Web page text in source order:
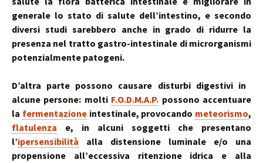
generale lo stato di salute dell’intestino, e secondo
diversi studi sarebbero anche in grado di ridurre la
presenza nel tratto gastro-intestinale di microrganismi
potenzialmente patogeni.
D’altra parte possono causare disturbi digestivi in ​​
alcune persone: molti F.O.D.M.A.P. possono accentuare
la fermentazioneintestinale, provocando meteorismo,
flatulenza e, in alcuni soggetti che presentano
l’ipersensibilità alla distensione luminale e/o una
propensione all’eccessiva ritenzione idrica e alla